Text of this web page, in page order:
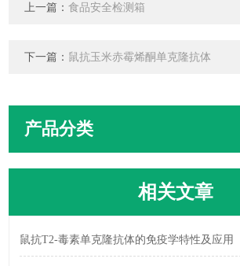
上一篇：食品安全检测箱
下一篇： 鼠抗玉米赤霉烯酮单克隆抗体
产品分类
相关文章
鼠抗T2-毒素单克隆抗体的免疫学特性及应用